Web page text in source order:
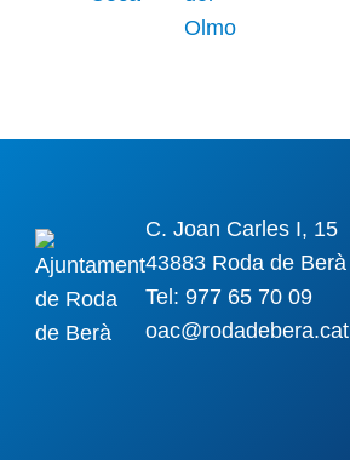
C. Joan Carles I, 15
43883 Roda de Berà
Tel: 977 65 70 09
oac@rodadebera.cat